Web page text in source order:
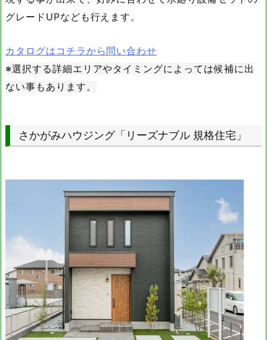
グレードUPなども行えます。
カタログはコチラから問い合わせ
※選択する詳細エリアやタイミングによっては候補に出
ない事もあります。
さかがみハウジング「リーズナブル 規格住宅」